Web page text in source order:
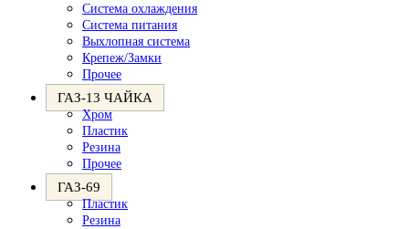
Система охлаждения
Система питания
Выхлопная система
Крепеж/Замки
Прочее
ГАЗ-13 ЧАЙКА
Хром
Пластик
Резина
Прочее
ГАЗ-69
Пластик
Резина